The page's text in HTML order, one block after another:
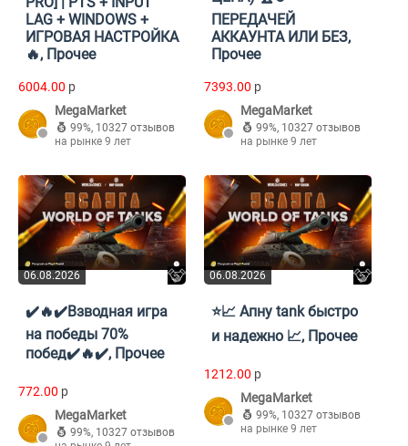
LAG + WINDOWS +
ИГРОВАЯ НАСТРОЙКА
🔥, Прочее
6004.00 p
MegaMarket
99%, 10327 отзывов
на рынке 9 лет
ПЕРЕДАЧЕЙ
АККАУНТА ИЛИ БЕЗ,
Прочее
7393.00 p
MegaMarket
99%, 10327 отзывов
на рынке 9 лет
06.08.2026
✔️🔥✔️Взводная игра
на победы 70%
побед✔️🔥✔️, Прочее
772.00 p
MegaMarket
99%, 10327 отзывов
06.08.2026
⭐️📈 Апну tank быстро
и надежно 📈, Прочее
1212.00 p
MegaMarket
99%, 10327 отзывов
на рынке 9 лет